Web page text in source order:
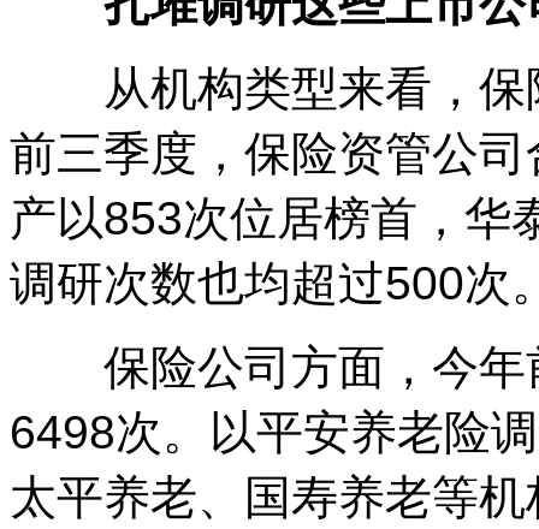
从机构类型来看，保
前三季度，保险资管公
产以853次位居榜首，华
调研次数也均超过500次
保险公司方面，今年
6498次。以平安养老险
太平养老、国寿养老等